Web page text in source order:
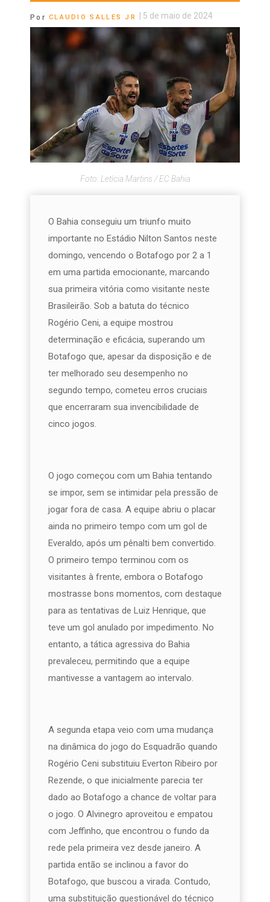
Por CLAUDIO SALLES JR 5 de maio de 2024
Foto: Letícia Martins / EC Bahia
O Bahia conseguiu um triunfo muito
importante no Estádio Nilton Santos neste
domingo, vencendo o Botafogo por 2 a 1
em uma partida emocionante, marcando
sua primeira vitória como visitante neste
Brasileirão. Sob a batuta do técnico
Rogério Ceni, a equipe mostrou
determinação e eficácia, superando um
Botafogo que, apesar da disposição e de
ter melhorado seu desempenho no
segundo tempo, cometeu erros cruciais
que encerraram sua invencibilidade de
cinco jogos.
O jogo começou com um Bahia tentando
se impor, sem se intimidar pela pressão de
jogar fora de casa. A equipe abriu o placar
ainda no primeiro tempo com um gol de
Everaldo, após um pênalti bem convertido.
O primeiro tempo terminou com os
visitantes à frente, embora o Botafogo
mostrasse bons momentos, com destaque
para as tentativas de Luiz Henrique, que
teve um gol anulado por impedimento. No
entanto, a tática agressiva do Bahia
prevaleceu, permitindo que a equipe
mantivesse a vantagem ao intervalo.
A segunda etapa veio com uma mudança
na dinâmica do jogo do Esquadrão quando
Rogério Ceni substituiu Everton Ribeiro por
Rezende, o que inicialmente parecia ter
dado ao Botafogo a chance de voltar para
o jogo. O Alvinegro aproveitou e empatou
com Jeffinho, que encontrou o fundo da
rede pela primeira vez desde janeiro. A
partida então se inclinou a favor do
Botafogo, que buscou a virada. Contudo,
uma substituição questionável do técnico